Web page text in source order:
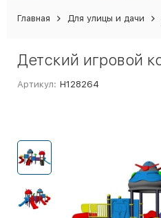
Главная Для улицы и дачи
Детский игровой
Артикул: Н128264